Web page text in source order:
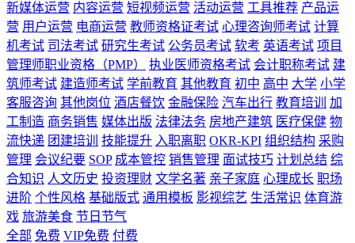
新媒体运营 内容运营 短视频运营 活动运营 工具推荐 产品运
营 用户运营 电商运营 教师资格证考试 心理咨询师考试 计算
机考试 司法考试 研究生考试 公务员考试 软考 英语考试 项目
管理师职业资格（PMP）
执业医师资格考试 会计职称考试 建
筑师考试 建造师考试 学前教育 其他教育 初中 高中 大学 小学
客服咨询 其他岗位 酒店餐饮 金融保险 汽车出行 教育培训
加
工制造 商务销售 媒体出版 法律法务 房地产建筑 医疗保健 物
流快递 团建培训 技能提升 入职离职 OKR-KPI 组织结构 采购
管理 会议纪要 SOP 成本管控 销售管理 面试技巧 计划总结 综
合知识 人文历史 投资理财 文学名著 亲子家庭 心理成长 职场
进阶 个性风格 基础版式 通用模板 影视综艺 生活常识 体育游
戏 旅游美食 节日节气
全部 免费 VIP免费 付费